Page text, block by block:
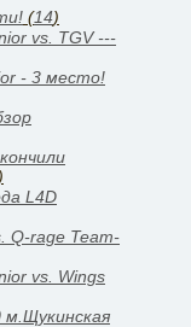
(14)
vs. TGV ---
- 3 место!
)
L4D
Q-rage Team-
vs. Wings
м.Щукинская